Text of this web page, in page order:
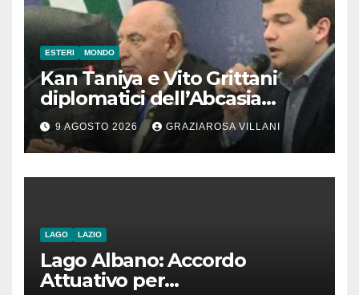
ESTERI MONDO
Kan Taniya e Vito Grittani
diplomatici dell’Abcasia
contro nota del governo
romeno. “Non si può invocare
la costruzione di ponti e allo
stesso tempo condannare
9 AGOSTO 2026 GRAZIAROSA VILLANI
LAGO LAZIO
Lago Albano: Accordo
Attuativo per